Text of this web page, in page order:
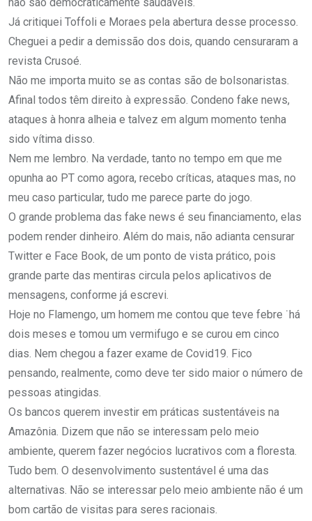
Já critiquei Toffoli e Moraes pela abertura desse processo.
Cheguei a pedir a demissão dos dois, quando censuraram a
revista Crusoé.
Não me importa muito se as contas são de bolsonaristas.
Afinal todos têm direito à expressão. Condeno fake news,
ataques à honra alheia e talvez em algum momento tenha
sido vítima disso.
Nem me lembro. Na verdade, tanto no tempo em que me
opunha ao PT como agora, recebo críticas, ataques mas, no
meu caso particular, tudo me parece parte do jogo.
O grande problema das fake news é seu financiamento, elas
podem render dinheiro. Além do mais, não adianta censurar
Twitter e Face Book, de um ponto de vista prático, pois
grande parte das mentiras circula pelos aplicativos de
mensagens, conforme já escrevi.
Hoje no Flamengo, um homem me contou que teve febre ˙há
dois meses e tomou um vermifugo e se curou em cinco
dias. Nem chegou a fazer exame de Covid19. Fico
pensando, realmente, como deve ter sido maior o número de
pessoas atingidas.
Os bancos querem investir em práticas sustentáveis na
Amazônia. Dizem que não se interessam pelo meio
ambiente, querem fazer negócios lucrativos com a floresta.
Tudo bem. O desenvolvimento sustentável é uma das
alternativas. Não se interessar pelo meio ambiente não é um
bom cartão de visitas para seres racionais.